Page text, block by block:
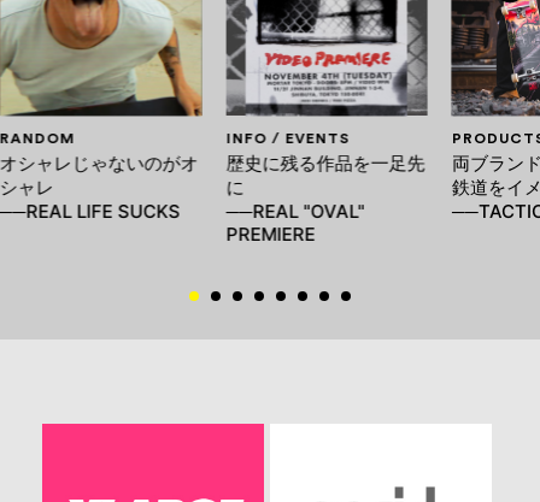
RANDOM
オシャレじゃないのがオ
シャレ
──REAL LIFE SUCKS
INFO / EVENTS
歴史に残る作品を一足先
に
──REAL "OVAL"
PREMIERE
両ブラン
鉄道をイ